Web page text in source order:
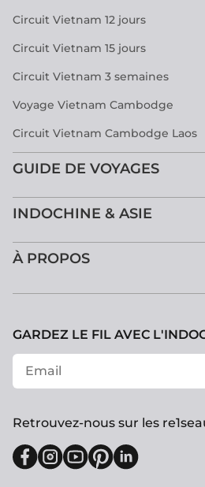
Circuit Vietnam 12 jours
Circuit Vietnam 15 jours
Circuit Vietnam 3 semaines
Voyage Vietnam Cambodge
Circuit Vietnam Cambodge Laos
GUIDE DE VOYAGES
INDOCHINE & ASIE
À PROPOS
GARDEZ LE FIL AVEC
Retrouvez-nous sur les